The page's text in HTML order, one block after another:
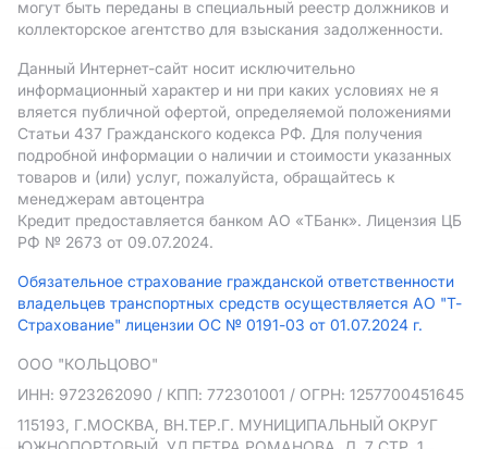
могут быть переданы в специальный реестр должников и
коллекторское агентство для взыскания задолженности.
Данный Интернет-сайт носит исключительно
информационный характер и ни при каких условиях не я
вляется публичной офертой, определяемой положениями
Статьи 437 Гражданского кодекса РФ. Для получения
подробной информации о наличии и стоимости указанных
товаров и (или) услуг, пожалуйста, обращайтесь к
менеджерам автоцентра
Кредит предоставляется банком АO «ТБанк». Лицензия ЦБ
РФ № 2673 от 09.07.2024.
Обязательное страхование гражданской ответственности
владельцев транспортных средств осуществляется АО "Т-
Страхование" лицензии ОС № 0191-03 от 01.07.2024 г.
ООО "КОЛЬЦОВО"
ИНН: 9723262090 / КПП: 772301001 / ОГРН: 1257700451645
115193, Г.МОСКВА, ВН.ТЕР.Г. МУНИЦИПАЛЬНЫЙ ОКРУГ